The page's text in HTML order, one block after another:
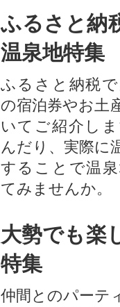
ふるさと納
温泉地特集
ふるさと納税
の宿泊券やお土
いてご紹介し
んだり、実際に
することで温
てみませんか。
大勢でも楽
特集
仲間とのパーテ